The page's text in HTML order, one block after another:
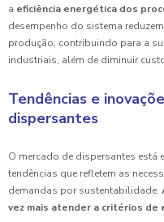
a eficiência energética dos
desempenho do sistema
produção, contribuindo para a
industriais, além de diminuir
Tendências e
dispersantes
O mercado de dispersantes
tendências que refletem as
demandas por sustentabilidade.
vez mais atender a critérios de